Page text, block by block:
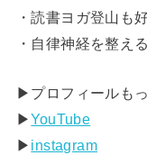
・読書ヨガ登山も好
・自律神経を整え
▶︎プロフィールも
▶︎YouTube
▶︎ instagram